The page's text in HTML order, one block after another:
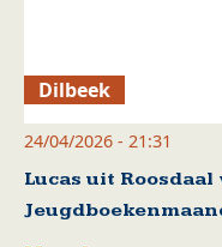
Dilbeek
24/04/2026 - 21:31
Lucas uit